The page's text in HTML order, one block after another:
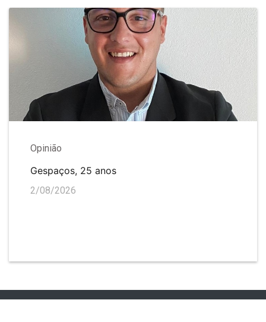
Opinião
Gespaços, 25 anos
2/08/2026